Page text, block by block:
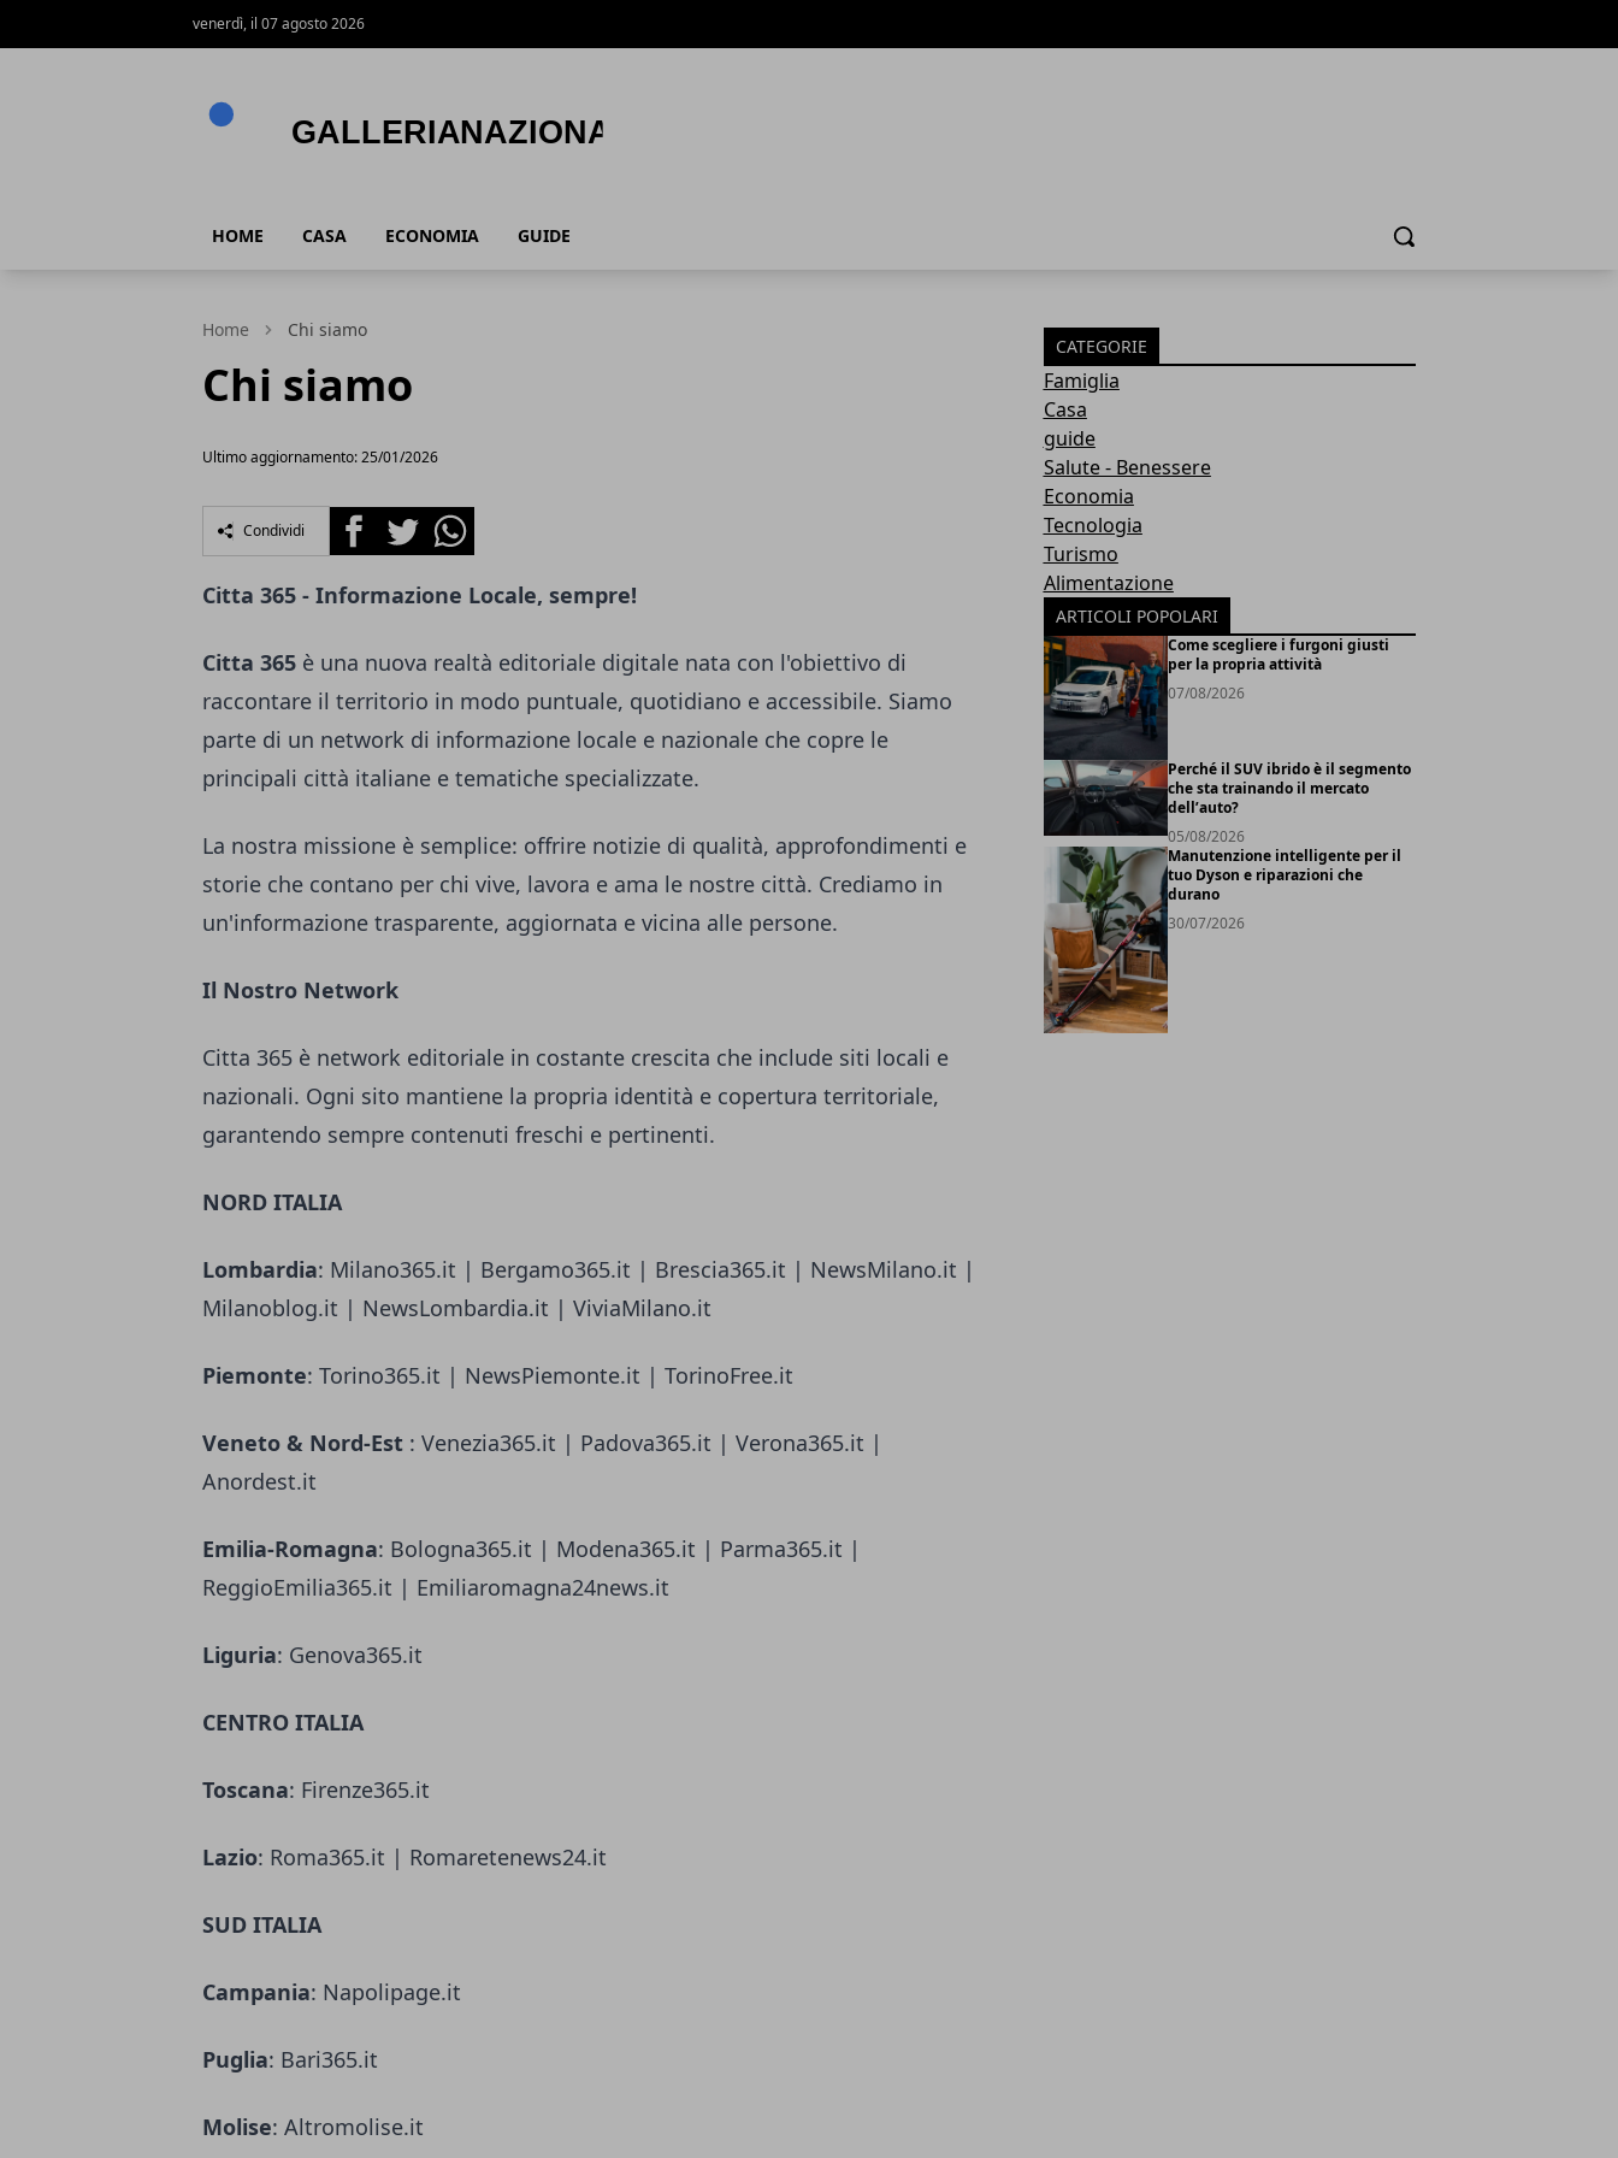
venerdì, il 07 agosto 2026
HOME CASA ECONOMIA GUIDE Cerca
Home Chi siamo
Chi siamo
Ultimo aggiornamento: 25/01/2026
Condividi FacebookTwitterWhatsapp
Citta 365 - Informazione Locale, sempre!
Citta 365 è una nuova realtà editoriale digitale nata con l'obiettivo di
raccontare il territorio in modo puntuale, quotidiano e accessibile. Siamo
parte di un network di informazione locale e nazionale che copre le
principali città italiane e tematiche specializzate.
La nostra missione è semplice: offrire notizie di qualità, approfondimenti e
storie che contano per chi vive, lavora e ama le nostre città. Crediamo in
un'informazione trasparente, aggiornata e vicina alle persone.
Il Nostro Network
Citta 365 è network editoriale in costante crescita che include siti locali e
nazionali. Ogni sito mantiene la propria identità e copertura territoriale,
garantendo sempre contenuti freschi e pertinenti.
NORD ITALIA
Lombardia: Milano365.it | Bergamo365.it | Brescia365.it | NewsMilano.it |
Milanoblog.it | NewsLombardia.it | ViviaMilano.it
Piemonte: Torino365.it | NewsPiemonte.it | TorinoFree.it
Veneto & Nord-Est : Venezia365.it | Padova365.it | Verona365.it |
Anordest.it
Emilia-Romagna: Bologna365.it | Modena365.it | Parma365.it |
ReggioEmilia365.it | Emiliaromagna24news.it
Liguria: Genova365.it
CENTRO ITALIA
Toscana: Firenze365.it
Lazio: Roma365.it | Romaretenews24.it
SUD ITALIA
Campania: Napolipage.it
Puglia: Bari365.it
Molise: Altromolise.it
CATEGORIE
Famiglia
Casa
guide
Salute - Benessere
Economia
Tecnologia
Turismo
Alimentazione
ARTICOLI POPOLARI
Come scegliere i furgoni giusti
per la propria attività
07/08/2026
Perché il SUV ibrido è il segmento
che sta trainando il mercato
dell’auto?
05/08/2026
Manutenzione intelligente per il
tuo Dyson e riparazioni che
durano
30/07/2026